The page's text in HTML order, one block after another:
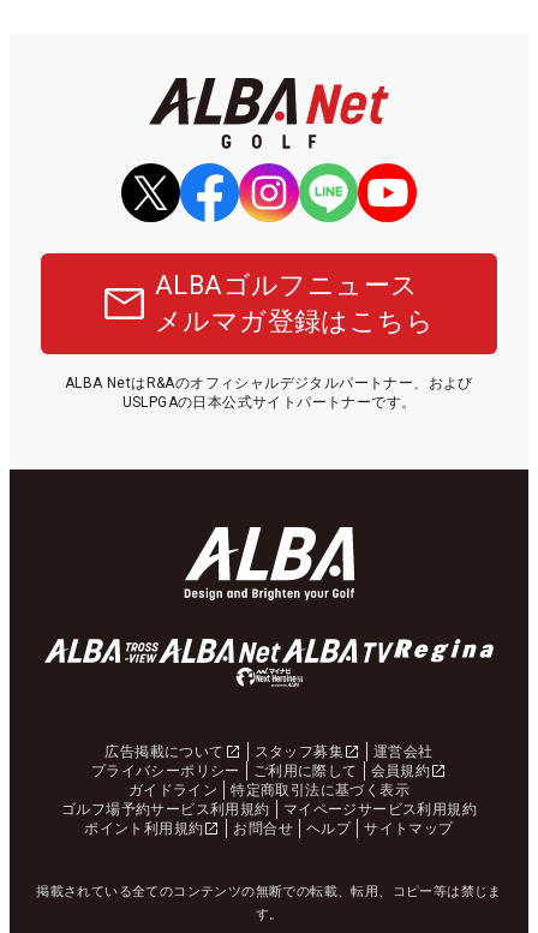
ALBAゴルフニュース
メルマガ登録はこちら
ALBA NetはR&Aのオフィシャルデジタルパートナー、および
USLPGAの日本公式サイトパートナーです。
広告掲載について スタッフ募集
運営会社
プライバシーポリシー
ご利用に際して
会員規約
ガイドライン
特定商取引法に基づく表示
ゴルフ場予約サービス利用規約
マイページサービス利用規約
ポイント利用規約
お問合せ ヘルプ サイトマップ
掲載されている全てのコンテンツの無断での転載、転用、コピー等は禁じま
す。